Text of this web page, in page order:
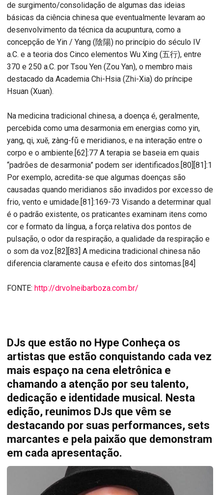
de surgimento/consolidação de algumas das ideias
básicas da ciência chinesa que eventualmente levaram ao
desenvolvimento da técnica da acupuntura, como a
concepção de Yin / Yang (陰陽) no princípio do século IV
a.C. e a teoria dos Cinco elementos Wu Xing (五行), entre
370 e 250 a.C. por Tsou Yen (Zou Yan), o membro mais
destacado da Academia Chi-Hsia (Zhi-Xia) do príncipe
Hsuan (Xuan).
Na medicina tradicional chinesa, a doença é, geralmente,
percebida como uma desarmonia em energias como yin,
yang, qi, xuĕ, zàng-fǔ e meridianos, e na interação entre o
corpo e o ambiente.[62]:77 A terapia se baseia em quais
“padrões de desarmonia” podem ser identificados.[80][81]:1
Por exemplo, acredita-se que algumas doenças são
causadas quando meridianos são invadidos por excesso de
frio, vento e umidade.[81]:169-73 Visando a determinar qual
é o padrão existente, os praticantes examinam itens como
cor e formato da língua, a força relativa dos pontos de
pulsação, o odor da respiração, a qualidade da respiração e
o som da voz.[82][83] A medicina tradicional chinesa não
diferencia claramente causa e efeito dos sintomas.[84]
FONTE: http://drvolneibarboza.com.br/
DJs que estão no Hype Conheça os
artistas que estão conquistando cada vez
mais espaço na cena eletrônica e
chamando a atenção por seu talento,
dedicação e identidade musical. Nesta
edição, reunimos DJs que vêm se
destacando por suas performances, sets
marcantes e pela paixão que demonstram
em cada apresentação.